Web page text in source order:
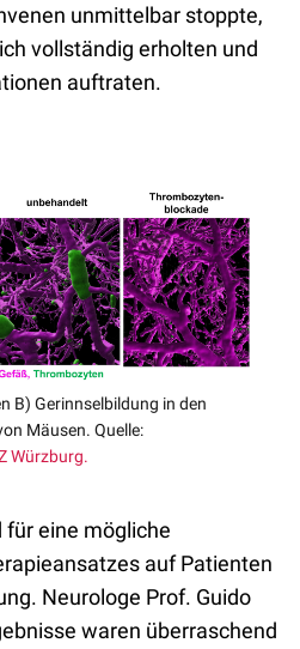
unmittelbar stoppte,
vollständig erholten und
auftraten.
B) Gerinnselbildung in den
Mäusen. Quelle:
Würzburg.
für eine mögliche
auf Patienten
Neurologe Prof. Guido
waren überraschend